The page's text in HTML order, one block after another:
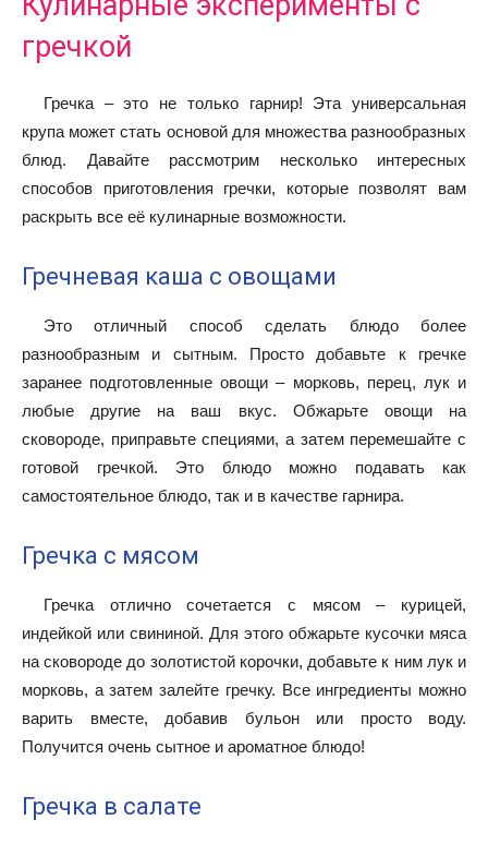
гречкой
Гречка – это не только гарнир! Эта универсальная
крупа может стать основой для множества разнообразных
блюд. Давайте рассмотрим несколько интересных
способов приготовления гречки, которые позволят вам
раскрыть все её кулинарные возможности.
Гречневая каша с овощами
Это отличный способ сделать блюдо более
разнообразным и сытным. Просто добавьте к гречке
заранее подготовленные овощи – морковь, перец, лук и
любые другие на ваш вкус. Обжарьте овощи на
сковороде, приправьте специями, а затем перемешайте с
готовой гречкой. Это блюдо можно подавать как
самостоятельное блюдо, так и в качестве гарнира.
Гречка с мясом
Гречка отлично сочетается с мясом – курицей,
индейкой или свининой. Для этого обжарьте кусочки мяса
на сковороде до золотистой корочки, добавьте к ним лук и
морковь, а затем залейте гречку. Все ингредиенты можно
варить вместе, добавив бульон или просто воду.
Получится очень сытное и ароматное блюдо!
Гречка в салате